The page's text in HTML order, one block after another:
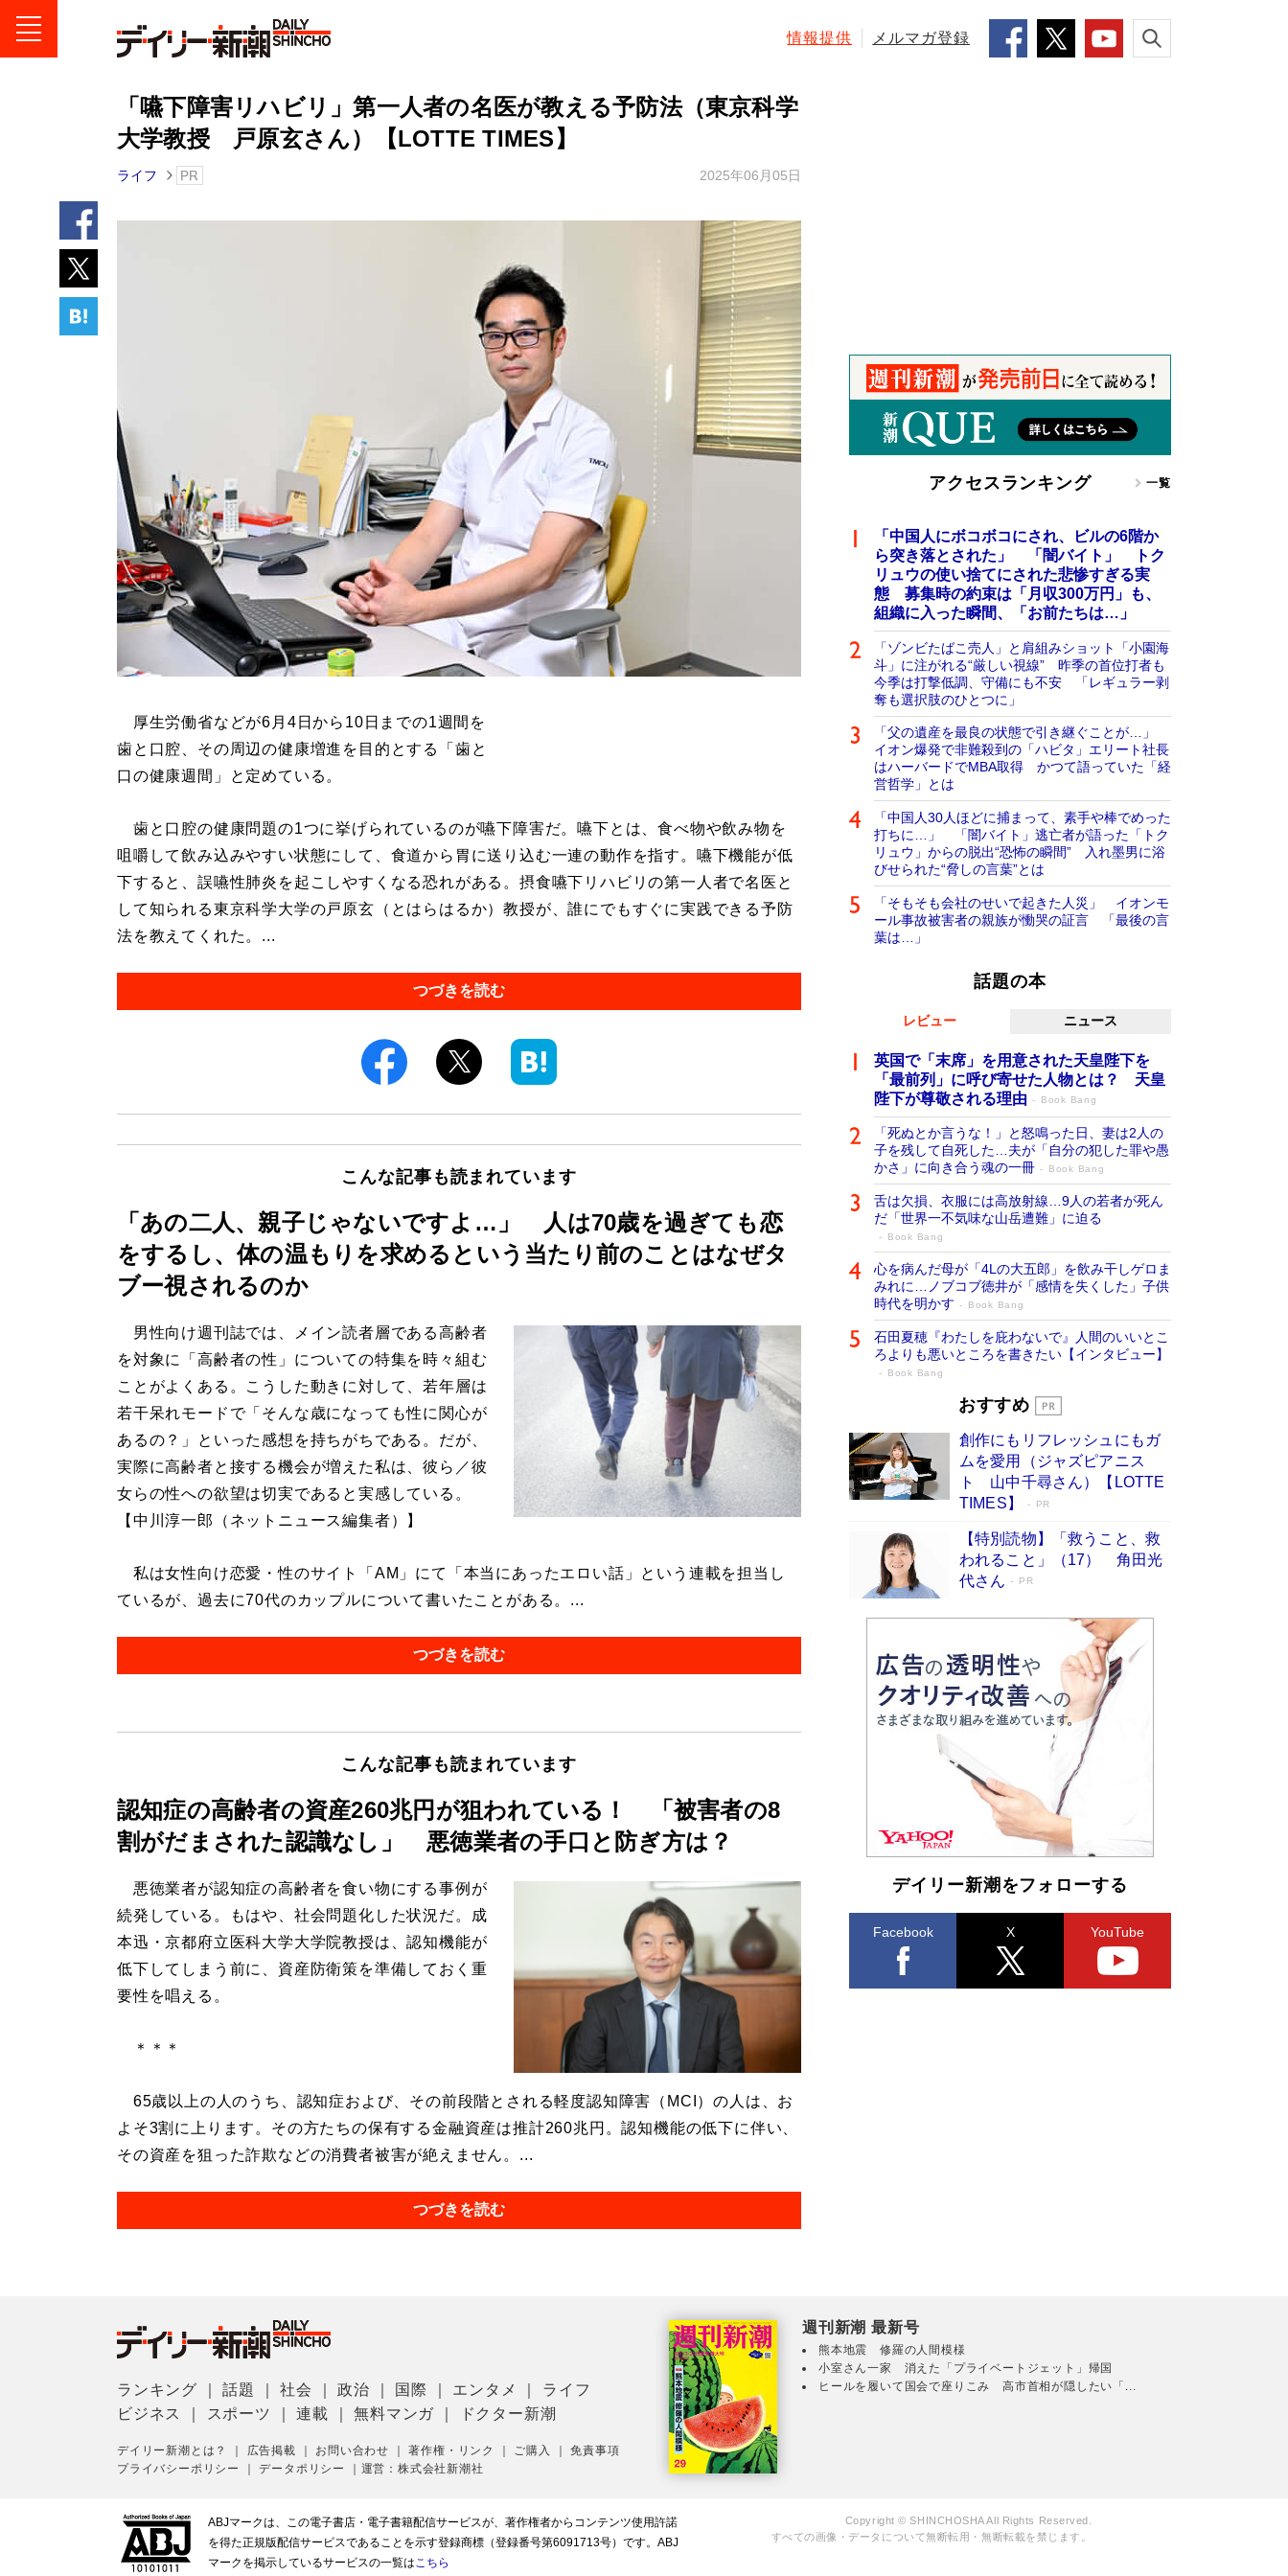
情報提供 メルマガ登録
「嚥下障害リハビリ」第一人者の名医が教える予防法（東京科学
大学教授 戸原玄さん）【LOTTE TIMES】
ライフ 2025年06月05日
厚生労働省などが6月4日から10日までの1週間を
歯と口腔、その周辺の健康増進を目的とする「歯と
口の健康週間」と定めている。
歯と口腔の健康問題の1つに挙げられているのが嚥下障害だ。嚥下とは、食べ物や飲み物を
咀嚼して飲み込みやすい状態にして、食道から胃に送り込む一連の動作を指す。嚥下機能が低
下すると、誤嚥性肺炎を起こしやすくなる恐れがある。摂食嚥下リハビリの第一人者で名医と
して知られる東京科学大学の戸原玄（とはらはるか）教授が、誰にでもすぐに実践できる予防
法を教えてくれた。...
つづきを読む
こんな記事も読まれています
「あの二人、親子じゃないですよ…」 人は70歳を過ぎても恋
をするし、体の温もりを求めるという当たり前のことはなぜタ
ブー視されるのか
男性向け週刊誌では、メイン読者層である高齢者
を対象に「高齢者の性」についての特集を時々組む
ことがよくある。こうした動きに対して、若年層は
若干呆れモードで「そんな歳になっても性に関心が
あるの？」といった感想を持ちがちである。だが、
実際に高齢者と接する機会が増えた私は、彼ら／彼
女らの性への欲望は切実であると実感している。
【中川淳一郎（ネットニュース編集者）】
私は女性向け恋愛・性のサイト「AM」にて「本当にあったエロい話」という連載を担当し
ているが、過去に70代のカップルについて書いたことがある。...
つづきを読む
こんな記事も読まれています
認知症の高齢者の資産260兆円が狙われている！ 「被害者の8
割がだまされた認識なし」 悪徳業者の手口と防ぎ方は？
悪徳業者が認知症の高齢者を食い物にする事例が
続発している。もはや、社会問題化した状況だ。成
本迅・京都府立医科大学大学院教授は、認知機能が
低下してしまう前に、資産防衛策を準備しておく重
要性を唱える。
＊＊＊
65歳以上の人のうち、認知症および、その前段階とされる軽度認知障害（MCI）の人は、お
よそ3割に上ります。その方たちの保有する金融資産は推計260兆円。認知機能の低下に伴い、
その資産を狙った詐欺などの消費者被害が絶えません。...
つづきを読む
アクセスランキング 一覧
「中国人にボコボコにされ、ビルの6階か
ら突き落とされた」 「闇バイト」 トク
リュウの使い捨てにされた悲惨すぎる実
態 募集時の約束は「月収300万円」も、
組織に入った瞬間、「お前たちは…」
「ゾンビたばこ売人」と肩組みショット「小園海
斗」に注がれる“厳しい視線” 昨季の首位打者も
今季は打撃低調、守備にも不安 「レギュラー剥
奪も選択肢のひとつに」
「父の遺産を最良の状態で引き継ぐことが…」
イオン爆発で非難殺到の「ハビタ」エリート社長
はハーバードでMBA取得 かつて語っていた「経
営哲学」とは
「中国人30人ほどに捕まって、素手や棒でめった
打ちに…」 「闇バイト」逃亡者が語った「トク
リュウ」からの脱出“恐怖の瞬間” 入れ墨男に浴
びせられた“脅しの言葉”とは
「そもそも会社のせいで起きた人災」 イオンモ
ール事故被害者の親族が慟哭の証言 「最後の言
葉は…」
話題の本
レビュー ニュース
英国で「末席」を用意された天皇陛下を
「最前列」に呼び寄せた人物とは？ 天皇
陛下が尊敬される理由
Book Bang
「死ぬとか言うな！」と怒鳴った日、妻は2人の
子を残して自死した…夫が「自分の犯した罪や愚
かさ」に向き合う魂の一冊
Book Bang
舌は欠損、衣服には高放射線…9人の若者が死ん
だ「世界一不気味な山岳遭難」に迫る
Book Bang
心を病んだ母が「4Lの大五郎」を飲み干しゲロま
みれに…ノブコブ徳井が「感情を失くした」子供
時代を明かす
Book Bang
石田夏穂『わたしを庇わないで』人間のいいとこ
ろよりも悪いところを書きたい【インタビュー】
Book Bang
73歳でも働くしかない 「老後レス時代」
「『火垂るの墓』は、大嘘である」原作者が抱き
続けた“自責の念”とは…「自己憐憫は描きたくな
い」監督が徹底的にこだわったこと（後編） #
Book Bang
「なんで？ そんな馬鹿な……」90歳になった作
家・阿刀田高さんが、ひとり暮らしの生活を明か
す
Book Bang
人々が新たな一歩を踏み出す連作短篇集『海のほ
Book Bang
和田秀樹の70代、80代向け新書がベスト3を独
占 上半期1位にも選出［新書ベストセラー］
Book Bang
おすすめ
創作にもリフレッシュにもガ
ムを愛用（ジャズピアニス
ト 山中千尋さん）【LOTTE
TIMES】
PR
【特別読物】「救うこと、救
われること」（17） 角田光
代さん
PR
デイリー新潮をフォローする
Facebook X YouTube
ランキング ｜話題 ｜社会 ｜政治 国際 エンタメ
ライフ
ビジネス
スポーツ ｜連載 ｜無料マンガ ドクター新潮
デイリー新潮とは？ ｜ 広告掲載 ｜ お問い合わせ ｜著作権・リンク ｜ ご購入 ｜免責事項
プライバシーポリシー
｜データポリシー ｜ 運営：株式会社新潮社
週刊新潮 最新号
熊本地震 修羅の人間模様
小室さん一家 消えた「プライベートジェット」帰国
ヒールを履いて国会で座りこみ 高市首相が隠したい「...
ABJマークは、この電子書店・電子書籍配信サービスが、著作権者からコンテンツ使用許諾
を得た正規版配信サービスであることを示す登録商標（登録番号第6091713号）です。ABJ
マークを掲示しているサービスの一覧はこちら
Copyright © SHINCHOSHA All Rights Reserved.
すべての画像・データについて無断転用・無断転載を禁じます。